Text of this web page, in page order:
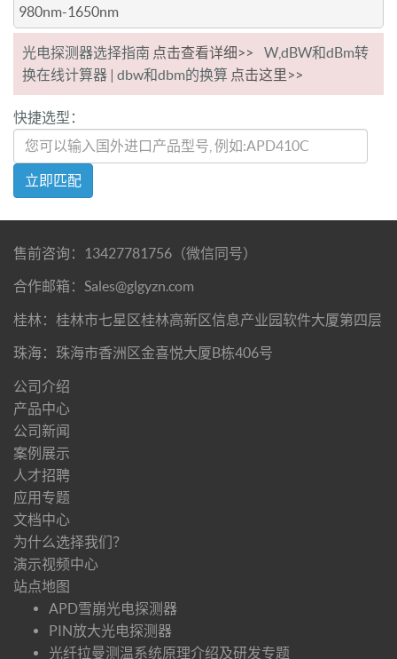
980nm-1650nm
光电探测器选择指南 点击查看详细>> W,dBW和dBm转
换在线计算器 | dbw和dbm的换算 点击这里>>
快捷选型：
立即匹配
售前咨询：13427781756（微信同号）
合作邮箱：Sales@glgyzn.com
桂林：桂林市七星区桂林高新区信息产业园软件大厦第四层
珠海：珠海市香洲区金喜悦大厦B栋406号
公司介绍
产品中心
公司新闻
案例展示
人才招聘
应用专题
文档中心
为什么选择我们？
演示视频中心
站点地图
APD雪崩光电探测器
PIN放大光电探测器
光纤拉曼测温系统原理介绍及研发专题